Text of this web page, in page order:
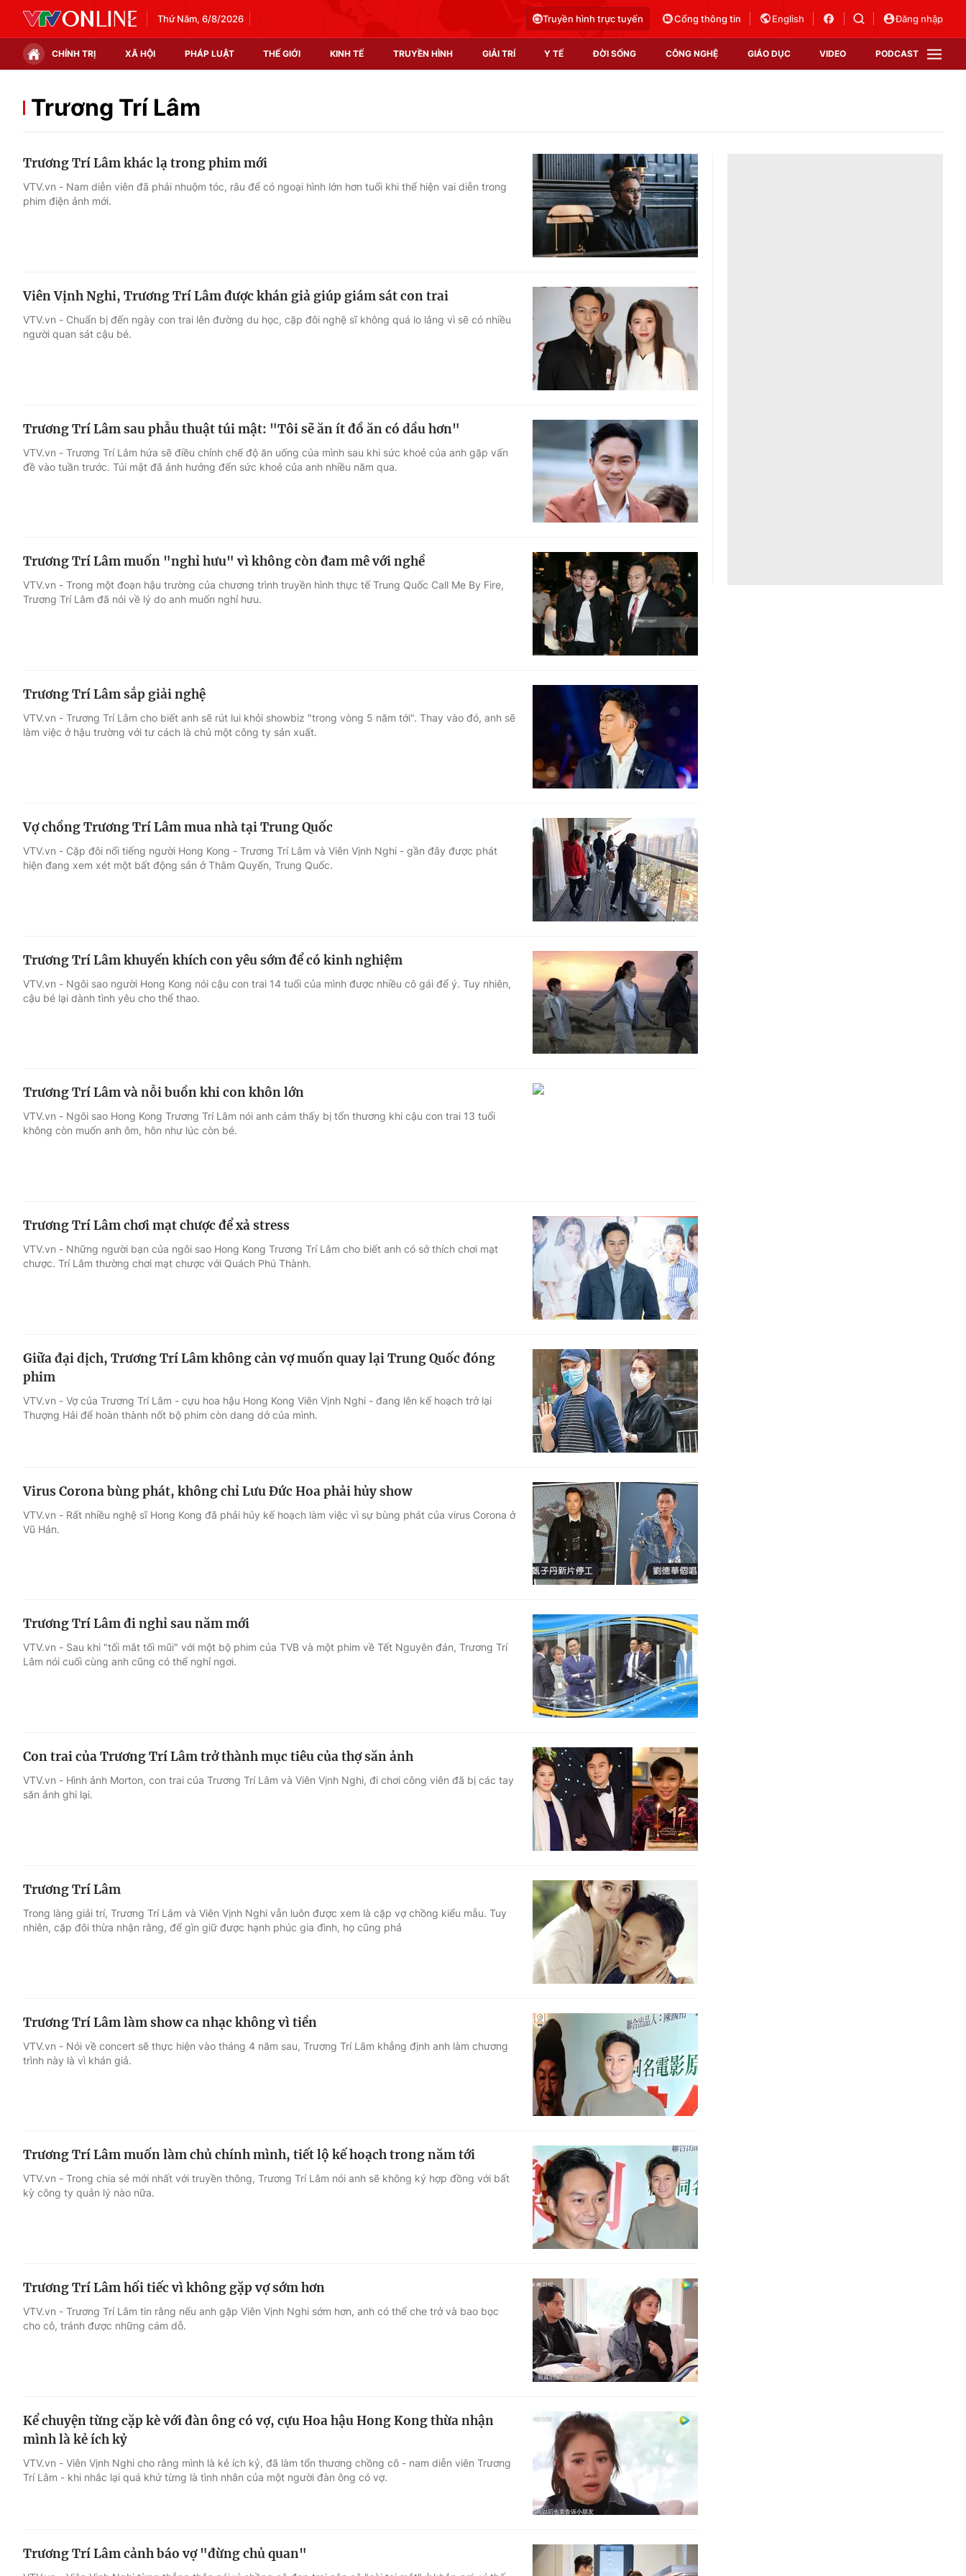
Thứ Năm, 6/8/2026 Truyền hình trực tuyến Cổng thông tin English Đăng nhập
CHÍNH TRỊ XÃ HỘI PHÁP LUẬT THẾ GIỚI KINH TẾ TRUYỀN HÌNH GIẢI TRÍ Y TẾ ĐỜI SỐNG CÔNG NGHỆ GIÁO DỤC VIDEO PODCAST
Chính trị
Thế giới đó đây
Video
Shorts video
Podcast
EMagazine
Photo
Infographic
Góc ảnh
Âm nhạc
Sao
Du lịch
Làm đẹp
Chất lượng cuộc sống
Tuyển sinh
Học trực tuyến
Công nghệ
Hitech Công nghệ tương lai
Sản phẩm
Thị trường
Tư vấn
VTV Sức khoẻ
Trương Trí Lâm
Trương Trí Lâm khác lạ trong phim mới
VTV.vn - Nam diễn viên đã phải nhuộm tóc, râu để có ngoại hình lớn hơn tuổi khi thể hiện vai diễn trong
phim điện ảnh mới.
Viên Vịnh Nghi, Trương Trí Lâm được khán giả giúp giám sát con trai
VTV.vn - Chuẩn bị đến ngày con trai lên đường du học, cặp đôi nghệ sĩ không quá lo lắng vì sẽ có nhiều
người quan sát cậu bé.
Trương Trí Lâm sau phẫu thuật túi mật: "Tôi sẽ ăn ít đồ ăn có dầu hơn"
VTV.vn - Trương Trí Lâm hứa sẽ điều chỉnh chế độ ăn uống của mình sau khi sức khoẻ của anh gặp vấn
đề vào tuần trước. Túi mật đã ảnh hưởng đến sức khoẻ của anh nhiều năm qua.
Trương Trí Lâm muốn "nghỉ hưu" vì không còn đam mê với nghề
VTV.vn - Trong một đoạn hậu trường của chương trình truyền hình thực tế Trung Quốc Call Me By Fire,
Trương Trí Lâm đã nói về lý do anh muốn nghỉ hưu.
Trương Trí Lâm sắp giải nghệ
VTV.vn - Trương Trí Lâm cho biết anh sẽ rút lui khỏi showbiz "trong vòng 5 năm tới". Thay vào đó, anh sẽ
làm việc ở hậu trường với tư cách là chủ một công ty sản xuất.
Vợ chồng Trương Trí Lâm mua nhà tại Trung Quốc
VTV.vn - Cặp đôi nổi tiếng người Hong Kong - Trương Trí Lâm và Viên Vịnh Nghi - gần đây được phát
hiện đang xem xét một bất động sản ở Thâm Quyến, Trung Quốc.
Trương Trí Lâm khuyến khích con yêu sớm để có kinh nghiệm
VTV.vn - Ngôi sao người Hong Kong nói cậu con trai 14 tuổi của mình được nhiều cô gái để ý. Tuy nhiên,
cậu bé lại dành tình yêu cho thể thao.
Trương Trí Lâm và nỗi buồn khi con khôn lớn
VTV.vn - Ngôi sao Hong Kong Trương Trí Lâm nói anh cảm thấy bị tổn thương khi cậu con trai 13 tuổi
không còn muốn anh ôm, hôn như lúc còn bé.
Trương Trí Lâm chơi mạt chược để xả stress
VTV.vn - Những người bạn của ngôi sao Hong Kong Trương Trí Lâm cho biết anh có sở thích chơi mạt
chược. Trí Lâm thường chơi mạt chược với Quách Phú Thành.
Giữa đại dịch, Trương Trí Lâm không cản vợ muốn quay lại Trung Quốc đóng
phim
VTV.vn - Vợ của Trương Trí Lâm - cựu hoa hậu Hong Kong Viên Vịnh Nghi - đang lên kế hoạch trở lại
Thượng Hải để hoàn thành nốt bộ phim còn dang dở của mình.
Virus Corona bùng phát, không chỉ Lưu Đức Hoa phải hủy show
VTV.vn - Rất nhiều nghệ sĩ Hong Kong đã phải hủy kế hoạch làm việc vì sự bùng phát của virus Corona ở
Vũ Hán.
Trương Trí Lâm đi nghỉ sau năm mới
VTV.vn - Sau khi "tối mắt tối mũi" với một bộ phim của TVB và một phim về Tết Nguyên đán, Trương Trí
Lâm nói cuối cùng anh cũng có thể nghỉ ngơi.
Con trai của Trương Trí Lâm trở thành mục tiêu của thợ săn ảnh
VTV.vn - Hình ảnh Morton, con trai của Trương Trí Lâm và Viên Vịnh Nghi, đi chơi công viên đã bị các tay
săn ảnh ghi lại.
Trương Trí Lâm
Trong làng giải trí, Trương Trí Lâm và Viên Vịnh Nghi vẫn luôn được xem là cặp vợ chồng kiểu mẫu. Tuy
nhiên, cặp đôi thừa nhận rằng, để gìn giữ được hạnh phúc gia đình, họ cũng phả
Trương Trí Lâm làm show ca nhạc không vì tiền
VTV.vn - Nói về concert sẽ thực hiện vào tháng 4 năm sau, Trương Trí Lâm khẳng định anh làm chương
trình này là vì khán giả.
Trương Trí Lâm muốn làm chủ chính mình, tiết lộ kế hoạch trong năm tới
VTV.vn - Trong chia sẻ mới nhất với truyền thông, Trương Trí Lâm nói anh sẽ không ký hợp đồng với bất
kỳ công ty quản lý nào nữa.
Trương Trí Lâm hối tiếc vì không gặp vợ sớm hơn
VTV.vn - Trương Trí Lâm tin rằng nếu anh gặp Viên Vịnh Nghi sớm hơn, anh có thể che trở và bao bọc
cho cô, tránh được những cám dỗ.
Kể chuyện từng cặp kè với đàn ông có vợ, cựu Hoa hậu Hong Kong thừa nhận
mình là kẻ ích kỷ
VTV.vn - Viên Vịnh Nghi cho rằng mình là kẻ ích kỷ, đã làm tổn thương chồng cô - nam diễn viên Trương
Trí Lâm - khi nhắc lại quá khứ từng là tình nhân của một người đàn ông có vợ.
Trương Trí Lâm cảnh báo vợ "đừng chủ quan"